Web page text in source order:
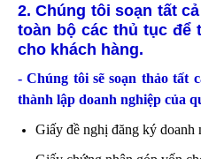
2. Chúng tôi soạn tất
toàn bộ các thủ tục để
cho khách hàng.
- Chúng tôi sẽ soạn thảo tất
thành lập doanh nghiệp của
Giấy đề nghị đăng ký doanh